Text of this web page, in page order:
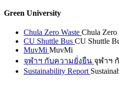
Green University
Chula Zero Waste Chula Zero
CU Shuttle Bus CU Shuttle
MuvMi MuvMi
จุฬาฯ กับความยั่งยืน จุฬาฯ
Sustainability Report